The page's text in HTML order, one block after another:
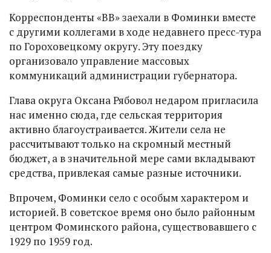
Корреспонденты «ВВ» заехали в Фоминки вместе
с другими коллегами в ходе недавнего пресс-тура
по Гороховецкому округу. Эту поездку
организовало управление массовых
коммуникаций администрации губернатора.
Глава округа Оксана Рябовол недаром пригласила
нас именно сюда, где сельская территория
активно благоустраивается. Жители села не
рассчитывают только на скромный местный
бюджет, а в значительной мере сами вкладывают
средства, привлекая самые разные источники.
Впрочем, Фоминки село с особым характером и
историей. В советское время оно было районным
центром Фоминского района, существовавшего с
1929 по 1959 год.